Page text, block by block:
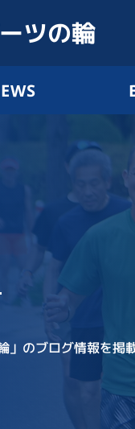
ツの輪
」のブログ情報を掲